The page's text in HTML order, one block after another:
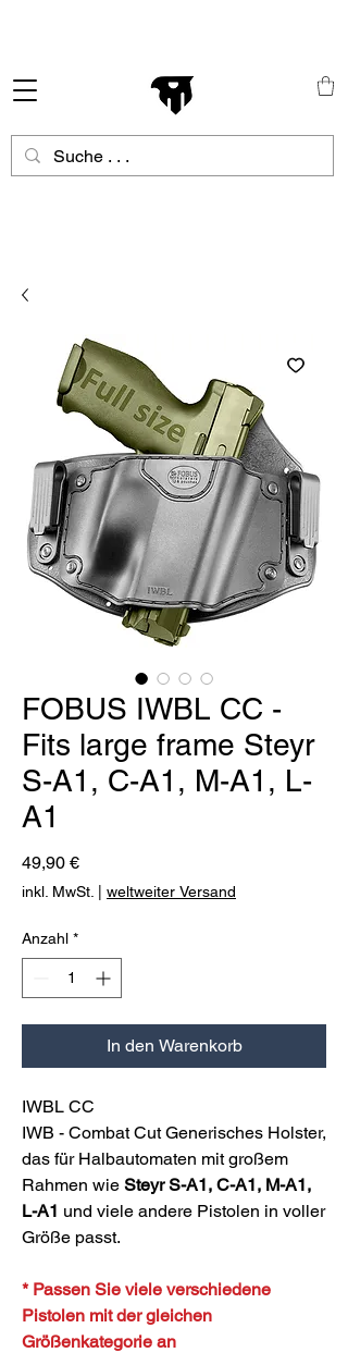
FOBUS IWBL CC -
Fits large frame Steyr
S-A1, C-A1, M-A1, L-
A1
49,90 €Preis
inkl. MwSt. weltweiter Versand
Anzahl *
In den Warenkorb
IWBL CC
IWB - Combat Cut Generisches Holster,
das für Halbautomaten mit großem
Rahmen wie Steyr S-A1, C-A1, M-A1,
L-A1 und viele andere Pistolen in voller
Größe passt.
* Passen Sie viele verschiedene
Pistolen mit der gleichen
Größenkategorie an